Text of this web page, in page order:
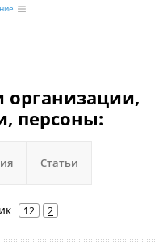
персоны:
Статьи
12 2